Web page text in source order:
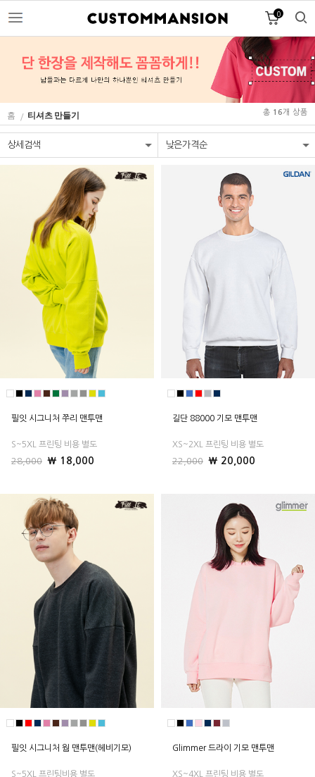
0
홈 / 티셔츠 만들기 총 16개 상품
상세검색
필잇 시그니처 쭈리 맨투맨
S~5XL 프린팅 비용 별도
28,000 ₩ 18,000
길단 88000 기모 맨투맨
XS~2XL 프린팅 비용 별도
22,000 ₩ 20,000
필잇 시그니처 웜 맨투맨(헤비기모)
S~5XL 프린팅비용 별도
Glimmer 드라이 기모 맨투맨
XS~4XL 프린팅 비용 별도